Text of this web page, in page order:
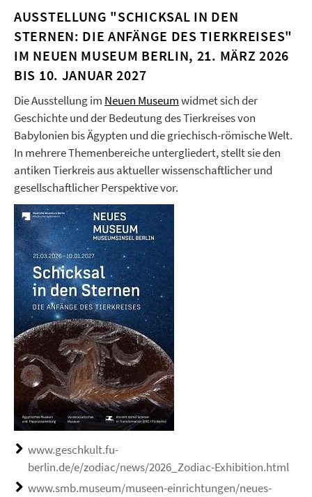
AUSSTELLUNG "SCHICKSAL IN DEN
STERNEN: DIE ANFÄNGE DES TIERKREISES"
IM NEUEN MUSEUM BERLIN, 21. MÄRZ 2026
BIS 10. JANUAR 2027
Die Ausstellung im Neuen Museumwidmet sich der
Geschichte und der Bedeutung des Tierkreises von
Babylonien bis Ägypten und die griechisch-römische Welt.
In mehrere Themenbereiche untergliedert, stellt sie den
antiken Tierkreis aus aktueller wissenschaftlicher und
gesellschaftlicher Perspektive vor.
www.geschkult.fu-
berlin.de/e/zodiac/news/2026_Zodiac-Exhibition.html
www.smb.museum/museen-einrichtungen/neues-